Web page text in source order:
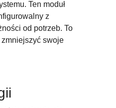
Ten moduł
z
od potrzeb. To
swoje